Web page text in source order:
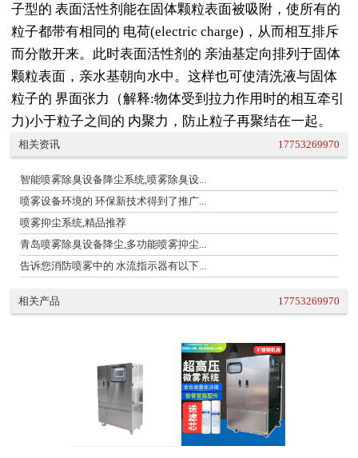
子型的 表面活性剂能在固体颗粒表面被吸附，使所有的
粒子都带有相同的 电荷(electric charge)，从而相互排斥
而分散开来。此时表面活性剂的 亲油基定向排列于固体
颗粒表面，亲水基朝向水中。这样也可使清洗液与固体
粒子的 界面张力（解释:物体受到拉力作用时的相互牵引
力)小于粒子之间的 内聚力，防止粒子再聚结在一起。
相关资讯 17753269970
智能喷雾除臭设备降尘系统,喷雾除臭设...
喷雾设备环境的 环保新技术得到了推广...
喷雾抑尘系统,精品推荐
青岛喷雾除臭设备降尘,多功能喷雾抑尘...
告诉您消防喷雾中的 水流指示器有以下...
相关产品 17753269970